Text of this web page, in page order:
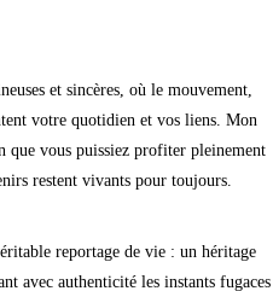
et sincères, où le mouvement,
votre quotidien et vos liens. Mon
que vous puissiez profiter pleinement
restent vivants pour toujours.
reportage de vie : un héritage
avec authenticité les instants fugaces